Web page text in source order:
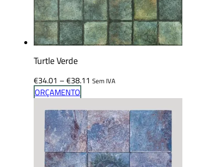
Turtle Verde
€34.01 – €38.11 Price
through
€38.11
Sem IVA
ORÇAMENTO